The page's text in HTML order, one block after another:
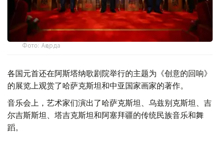
Фото: Ақорда
各国元首还在阿斯塔纳歌剧院举行的主题为《创意的回响》
的展览上观赏了哈萨克斯坦和中亚国家画家的著作。
音乐会上，艺术家们演出了哈萨克斯坦、乌兹别克斯坦、吉
尔吉斯斯坦、塔吉克斯坦和阿塞拜疆的传统民族音乐和舞
蹈。